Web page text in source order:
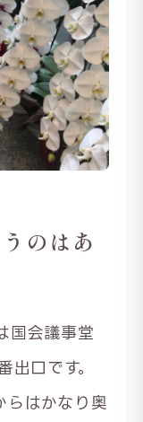
のはあ
国会議事堂
口です。
らはかなり奥